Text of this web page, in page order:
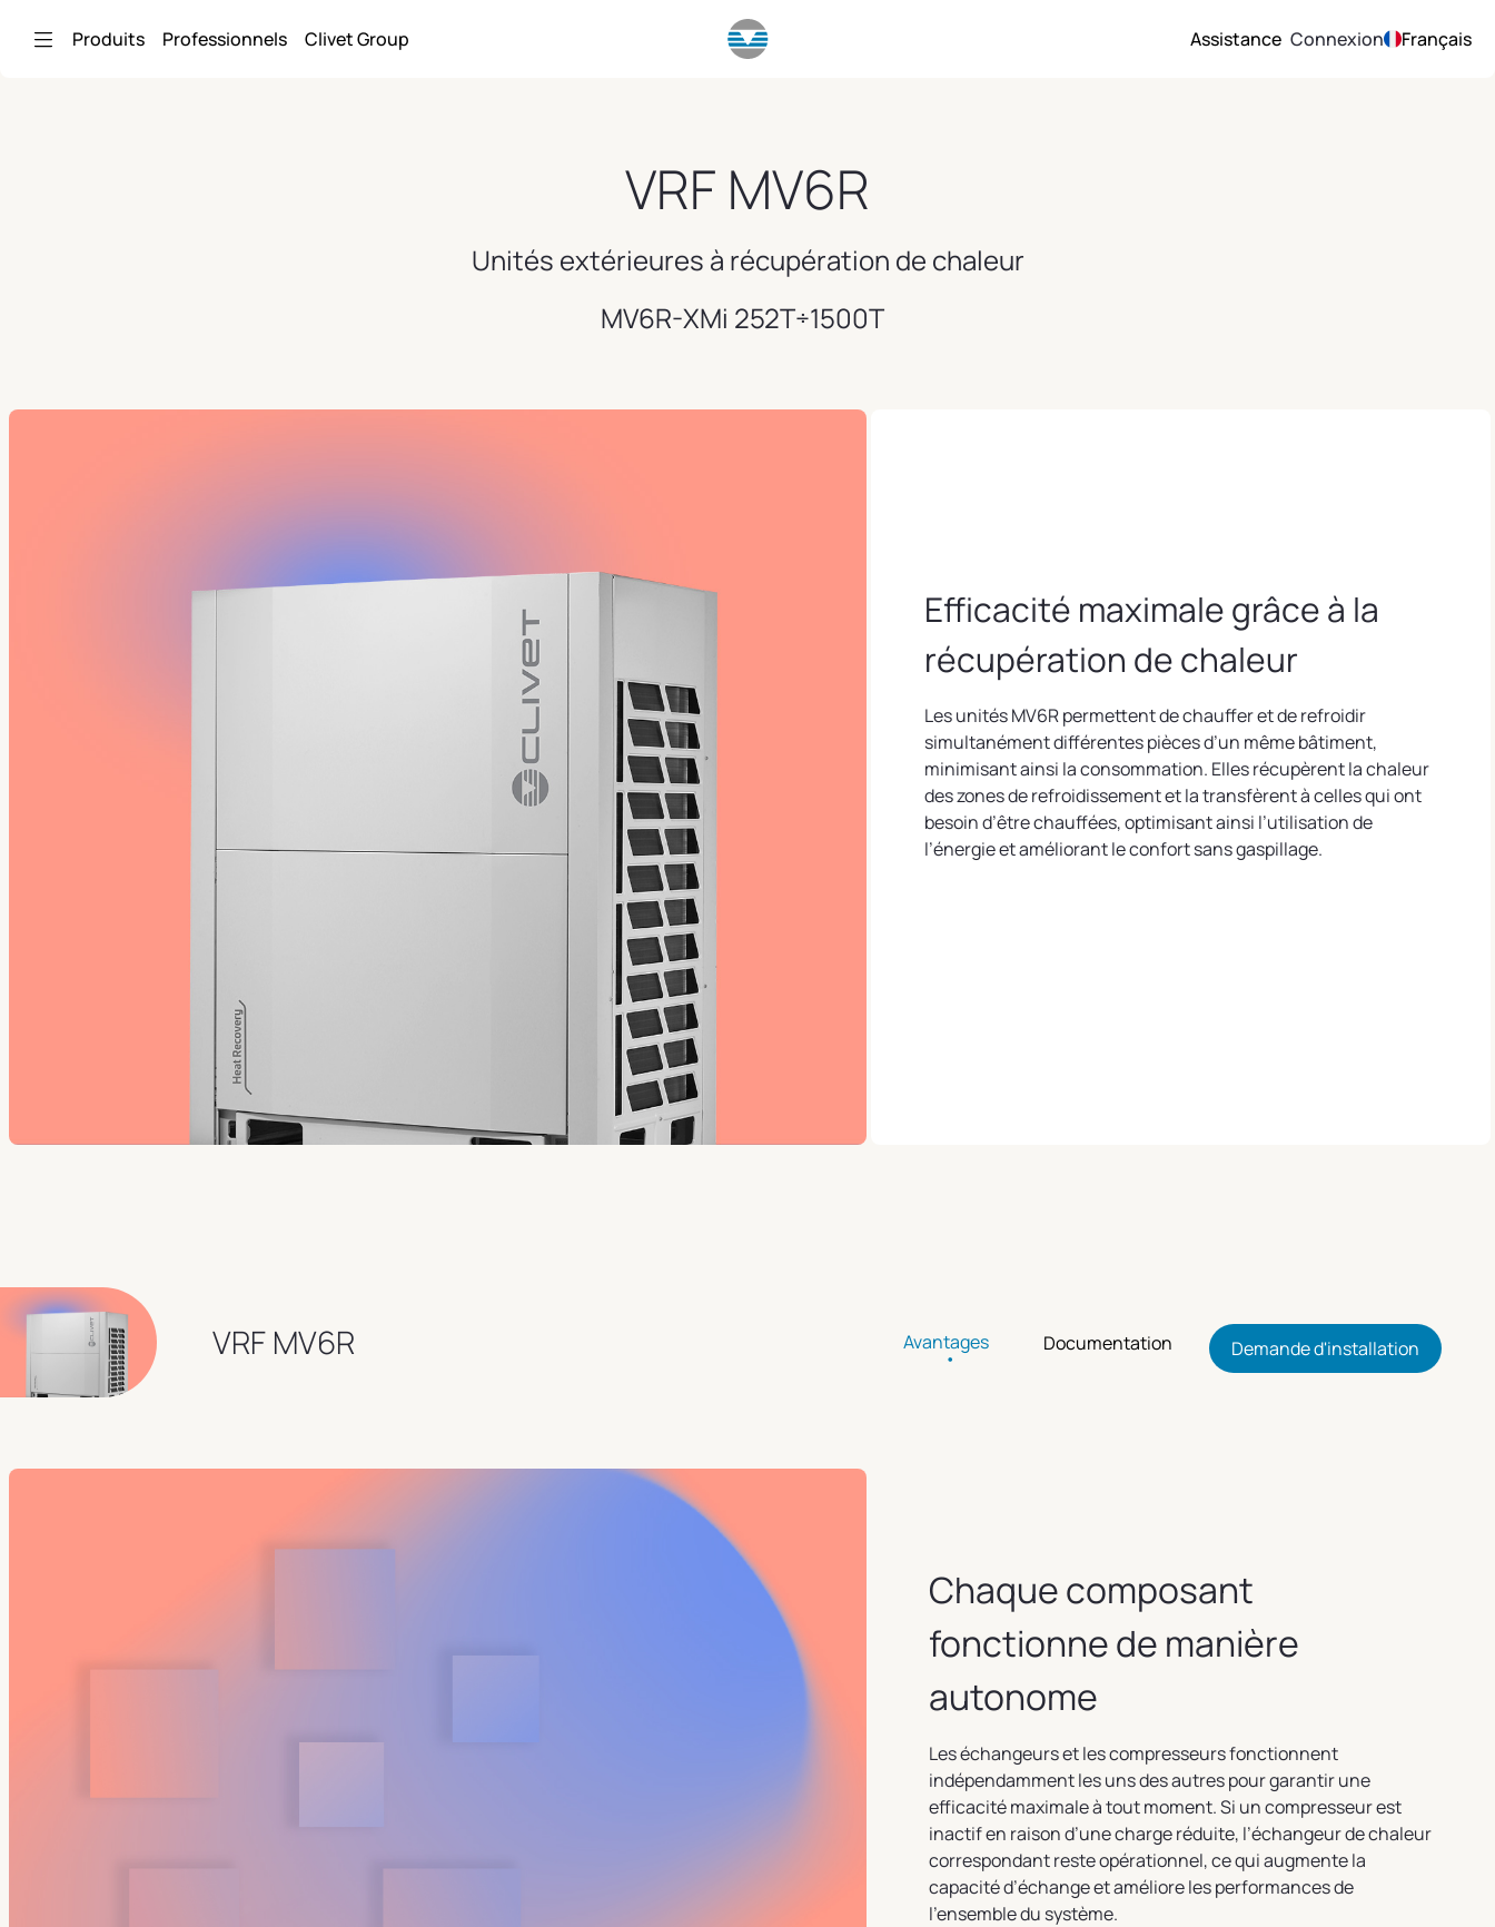
Produits Professionnels Clivet Group Assistance Connexion Français
VRF MV6R
Unités extérieures à récupération de chaleur
MV6R-XMi 252T÷1500T
Efficacité maximale grâce à la
récupération de chaleur
Les unités MV6R permettent de chauffer et de refroidir
simultanément différentes pièces d’un même bâtiment,
minimisant ainsi la consommation. Elles récupèrent la chaleur
des zones de refroidissement et la transfèrent à celles qui ont
besoin d’être chauffées, optimisant ainsi l’utilisation de
l’énergie et améliorant le confort sans gaspillage.
VRF MV6R Avantages Documentation Demande d'installation
Chaque composant
fonctionne de manière
autonome
Les échangeurs et les compresseurs fonctionnent
indépendamment les uns des autres pour garantir une
efficacité maximale à tout moment. Si un compresseur est
inactif en raison d’une charge réduite, l’échangeur de chaleur
correspondant reste opérationnel, ce qui augmente la
capacité d’échange et améliore les performances de
l’ensemble du système.